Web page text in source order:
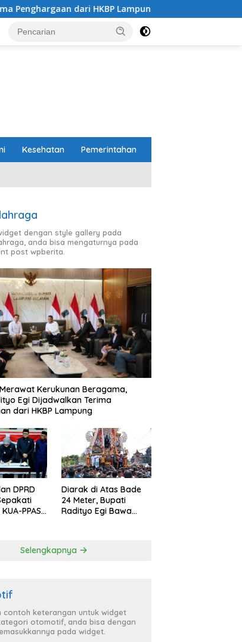
Lampung Pemprov dan DPRD Lampung
Kesehatan Pemerintahan
dengan style gallery pada
anda bisa mengaturnya pada
post wpberita.
Kerukunan Beragama,
Egi Dijadwalkan Terima
dari HKBP Lampung
DPRD
PPAS
Diarak di Atas Bade
24 Meter, Bupati
Radityo Egi Bawa
pada 2027
Selengkapnya
contoh keterangan untuk widget
otomotif, anda bisa dengan
pada widget.